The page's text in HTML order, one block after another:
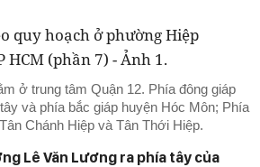
ở trung tâm Quận 12. Phía đông giáp
và phía bắc giáp huyện Hóc Môn; Phía
Chánh Hiệp và Tân Thới Hiệp.
Lê Văn Lương ra phía tây của